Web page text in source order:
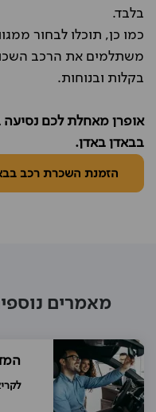
בלבד.
כמו כן, תוכלו לבחור
משתלמים את הרכב
בקלות ובנוחות.
אופרן מאחלת לכם
בבאדן באדן.
הזמנת השכרת רכב
מאמרים